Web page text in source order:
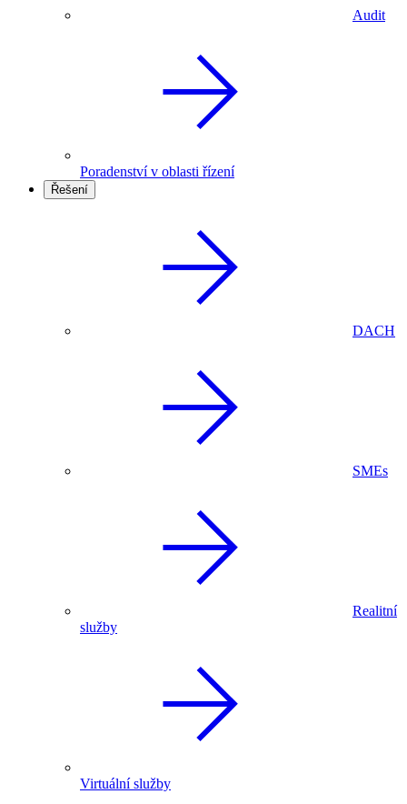
Audit
Poradenství v oblasti řízení
Řešení
DACH
SMEs
Realitní
služby
Virtuální služby